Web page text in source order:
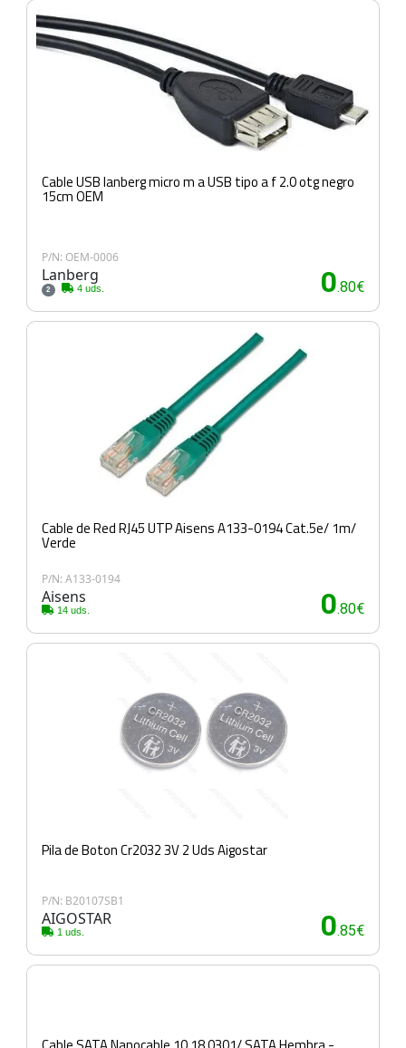
Cable USB lanberg micro m a USB tipo a f 2.0 otg negro
15cm OEM
P/N: OEM-0006
Lanberg
2 4 uds. 0.80€
Cable de Red RJ45 UTP Aisens A133-0194 Cat.5e/ 1m/
Verde
P/N: A133-0194
Aisens
14 uds. 0.80€
Pila de Boton Cr2032 3V 2 Uds Aigostar
P/N: B20107SB1
AIGOSTAR
1 uds. 0.85€